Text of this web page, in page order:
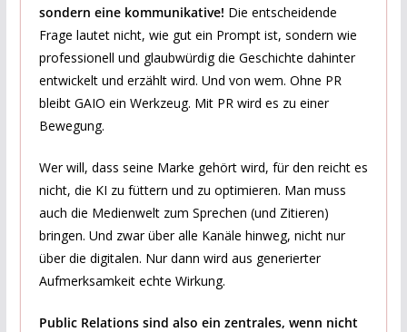
sondern eine kommunikative! Die entscheidende
Frage lautet nicht, wie gut ein Prompt ist, sondern wie
professionell und glaubwürdig die Geschichte dahinter
entwickelt und erzählt wird. Und von wem. Ohne PR
bleibt GAIO ein Werkzeug. Mit PR wird es zu einer
Bewegung.
Wer will, dass seine Marke gehört wird, für den reicht es
nicht, die KI zu füttern und zu optimieren. Man muss
auch die Medienwelt zum Sprechen (und Zitieren)
bringen. Und zwar über alle Kanäle hinweg, nicht nur
über die digitalen. Nur dann wird aus generierter
Aufmerksamkeit echte Wirkung.
Public Relations sind also ein zentrales, wenn nicht